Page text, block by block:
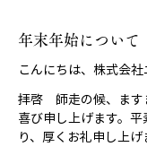
年末年始について
こんにちは、株式会社
拝啓　師走の候、ま
喜び申し上げます。
り、厚くお礼申し上げ